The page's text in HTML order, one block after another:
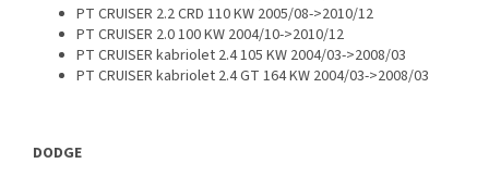
PT CRUISER 2.2 CRD 110 KW 2005/08->2010/12
PT CRUISER 2.0 100 KW 2004/10->2010/12
PT CRUISER kabriolet 2.4 105 KW 2004/03->2008/03
PT CRUISER kabriolet 2.4 GT 164 KW 2004/03->2008/03
DODGE